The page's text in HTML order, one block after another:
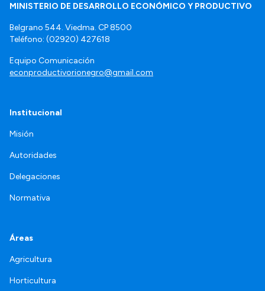
MINISTERIO DE DESARROLLO ECONÓMICO Y PRODUCTIVO
Belgrano 544. Viedma. CP 8500
Teléfono: (02920) 427618
Equipo Comunicación
econproductivorionegro@gmail.com
Institucional
Misión
Autoridades
Delegaciones
Normativa
Áreas
Agricultura
Horticultura